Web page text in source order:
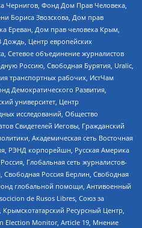
Чернигов, Фонд Дом Прав Человека,
Бориса Звозскова, Дом прав
Ереван, Дом прав человека Крым,
Дождь, Центр европейских
Сетевое объединение журналистов
Россию, Свободная Бурятия, Uralic,
транспортных рабочих, ИстЧам
Демократического Развития,
университет, Центр
исследований, Общество
Свидетелей Иеговы, Гражданский
Академическая сеть Восточная
РЭНД корпорейшн, Русская Америка
Глобальная сеть журналистов-
Свободная Россия Берлин, Свободная
глобальной помощи, Антивоенный
de Rusos Libres, Союз за
Ресурсный Центр,
Election Monitor, Article 19, Мнение